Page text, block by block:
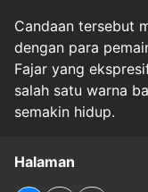
Candaan tersebut
dengan para
Fajar yang
salah satu warna
semakin hidup.
Halaman